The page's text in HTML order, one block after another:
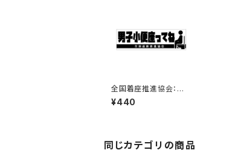
全国着座推進協会：男
子小便座ってねステッカ
ー 5B
¥440
同じカテゴリの商品